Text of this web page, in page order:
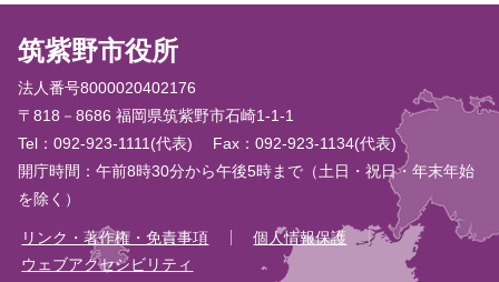
筑紫野市役所
法人番号8000020402176
〒818－8686 福岡県筑紫野市石崎1-1-1
Tel：092-923-1111(代表)
Fax：092-923-1134(代表)
開庁時間：午前8時30分から午後5時まで（土日・祝日・年末年始
を除く）
リンク・著作権・免責事項
個人情報保護
ウェブアクセシビリティ